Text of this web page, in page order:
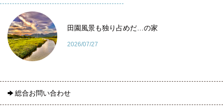
田園風景も独り占めだ…の家
2026/07/27
総合お問い合わせ